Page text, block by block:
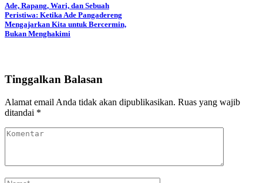
Ade, Rapang, Wari, dan Sebuah
Peristiwa: Ketika Ade Pangadereng
Mengajarkan Kita untuk Bercermin,
Bukan Menghakimi
Tinggalkan Balasan
Alamat email Anda tidak akan dipublikasikan. Ruas yang wajib
ditandai *